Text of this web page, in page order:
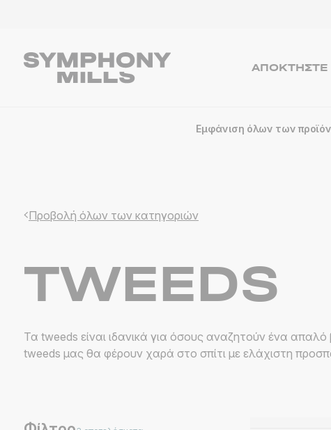
Εμφάνιση όλων των
Προβολή όλων των κατηγοριών
TWEEDS
Τα tweeds είναι ιδανικά για όσους αναζητούν ένα
tweeds μας θα φέρουν χαρά στο σπίτι με ελάχιστη